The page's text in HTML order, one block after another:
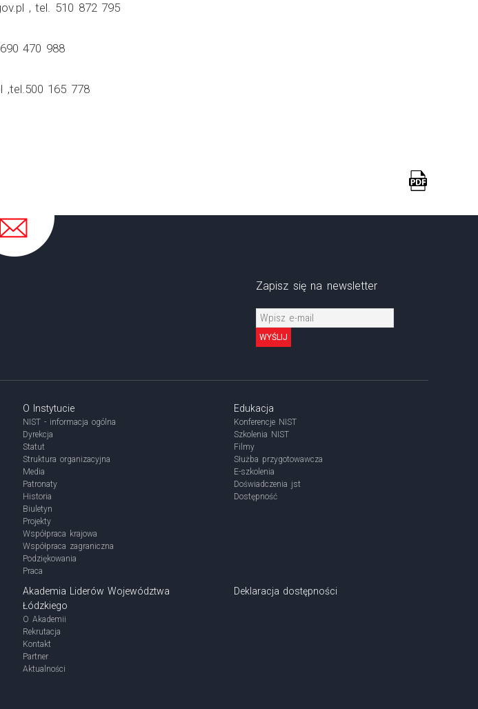
, tel. 510 872 795
470 988
,tel.500 165 778
Zapisz się na newsletter
WYŚLIJ
O Instytucie
NIST - informacja ogólna
Dyrekcja
Statut
Struktura organizacyjna
Media
Patronaty
Historia
Biuletyn
Projekty
Współpraca krajowa
Współpraca zagraniczna
Podziękowania
Praca
Edukacja
Konferencje NIST
Szkolenia NIST
Filmy
Służba przygotowawcza
E-szkolenia
Doświadczenia jst
Dostępność
Akademia Liderów Województwa
Łódzkiego
O Akademii
Rekrutacja
Kontakt
Partner
Aktualności
Deklaracja dostępności